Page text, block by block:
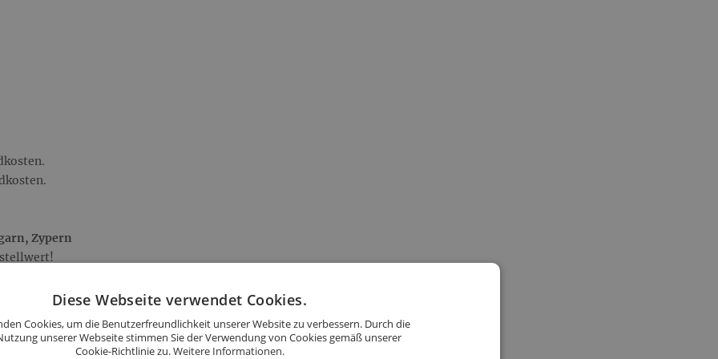
Zypern
Diese Webseite verwendet Cookies.
Cookies, um die Benutzerfreundlichkeit unserer Website zu verbessern. Durch die
unserer Webseite stimmen Sie der Verwendung von Cookies gemäß unserer
Cookie-Richtlinie zu.Weitere Informationen.